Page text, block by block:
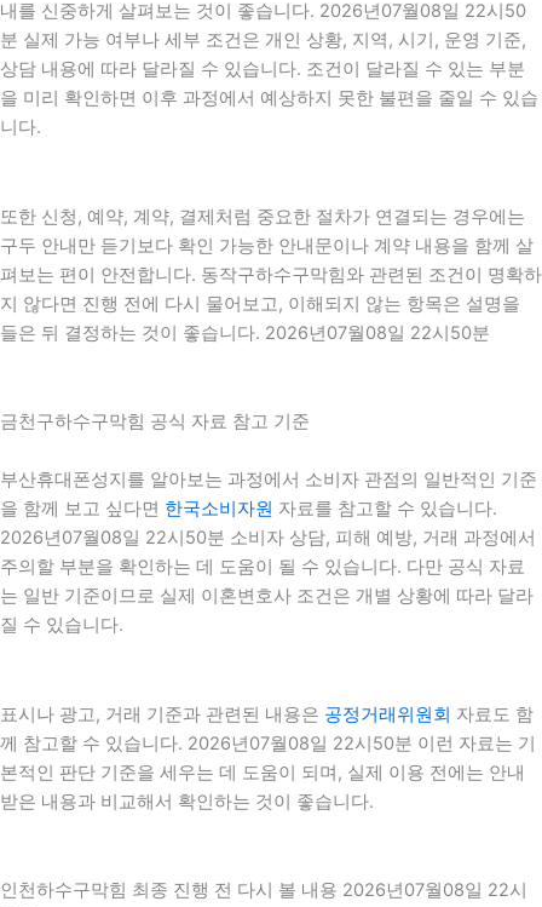
내를 신중하게 살펴보는 것이 좋습니다. 2026년07월08일 22시50
분 실제 가능 여부나 세부 조건은 개인 상황, 지역, 시기, 운영 기준,
상담 내용에 따라 달라질 수 있습니다. 조건이 달라질 수 있는 부분
을 미리 확인하면 이후 과정에서 예상하지 못한 불편을 줄일 수 있습
니다.
또한 신청, 예약, 계약, 결제처럼 중요한 절차가 연결되는 경우에는
구두 안내만 듣기보다 확인 가능한 안내문이나 계약 내용을 함께 살
펴보는 편이 안전합니다. 동작구하수구막힘와 관련된 조건이 명확하
지 않다면 진행 전에 다시 물어보고, 이해되지 않는 항목은 설명을
들은 뒤 결정하는 것이 좋습니다. 2026년07월08일 22시50분
금천구하수구막힘 공식 자료 참고 기준
부산휴대폰성지를 알아보는 과정에서 소비자 관점의 일반적인 기준
을 함께 보고 싶다면 한국소비자원 자료를 참고할 수 있습니다.
2026년07월08일 22시50분 소비자 상담, 피해 예방, 거래 과정에서
주의할 부분을 확인하는 데 도움이 될 수 있습니다. 다만 공식 자료
는 일반 기준이므로 실제 이혼변호사 조건은 개별 상황에 따라 달라
질 수 있습니다.
표시나 광고, 거래 기준과 관련된 내용은 공정거래위원회 자료도 함
께 참고할 수 있습니다. 2026년07월08일 22시50분 이런 자료는 기
본적인 판단 기준을 세우는 데 도움이 되며, 실제 이용 전에는 안내
받은 내용과 비교해서 확인하는 것이 좋습니다.
인천하수구막힘 최종 진행 전 다시 볼 내용 2026년07월08일 22시